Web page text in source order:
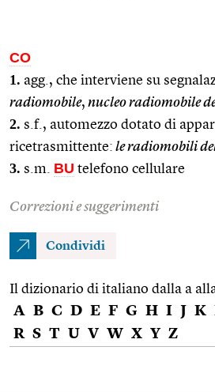
CO
1. agg., che interviene su
radiomobile, nucleo radiomobile
2. s.f., automezzo dotato di
ricetrasmittente: le radiomobili
3. s.m. BU telefono cellulare
Correzioni e suggerimenti
Condividi
Il dizionario di italiano dalla a
A B C D E F G H I J K
R S T U V W X Y Z